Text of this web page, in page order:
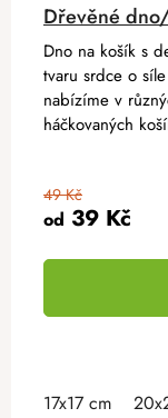
Dřevěné
od 39 Kč
49 Kč
Dno na košík s
tvaru srdce o
nabízíme v
háčkovaných
17x17 cm